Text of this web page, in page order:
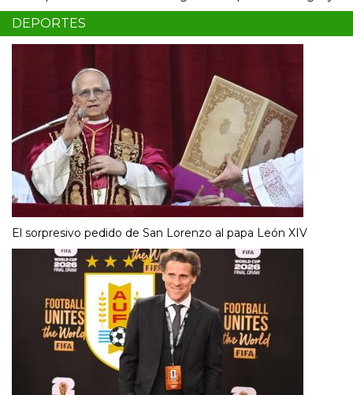
DEPORTES
El sorpresivo pedido de San Lorenzo al papa León XIV